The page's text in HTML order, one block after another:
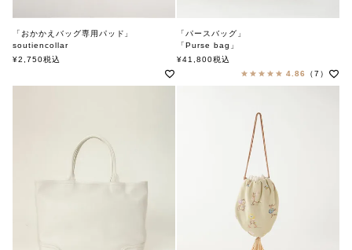
「おかかえバッグ専用パッド」
soutiencollar
ステンカラー
¥2,750税込
「パースバッグ」
「Purse bag」
soutiencollar
¥41,800税込
4.86
（7）